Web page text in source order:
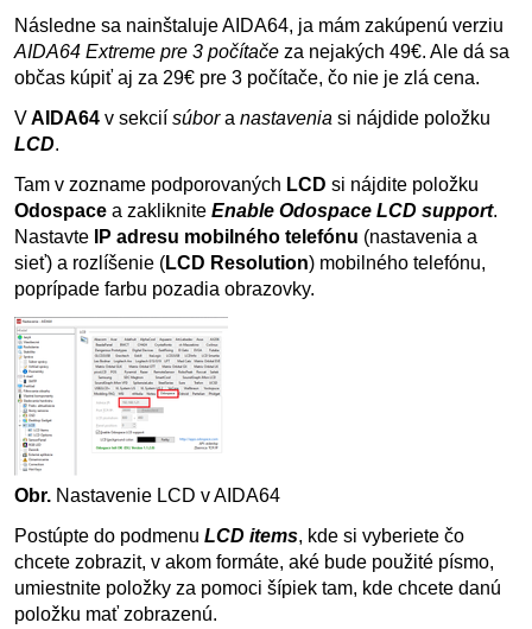
Následne sa nainštaluje AIDA64, ja mám zakúpenú verziu
AIDA64 Extreme pre 3 počítače za nejakých 49€. Ale dá sa
občas kúpiť aj za 29€ pre 3 počítače, čo nie je zlá cena.
VAIDA64 v sekcií súbora nastavenia si nájdide položku
LCD.
Tam v zozname podporovaných LCD si nájdite položku
Odospace a zakliknite Enable Odospace LCD support.
Nastavte
IP adresu mobilného telefónu (nastavenia a
sieť) a rozlíšenie (LCD Resolution) mobilného telefónu,
poprípade farbu pozadia obrazovky.
Obr. Nastavenie LCD v AIDA64
Postúpte do podmenu LCD items, kde si vyberiete čo
chcete zobrazit, v akom formáte, aké bude použité písmo,
umiestnite položky za pomoci šípiek tam, kde chcete danú
položku mať zobrazenú.